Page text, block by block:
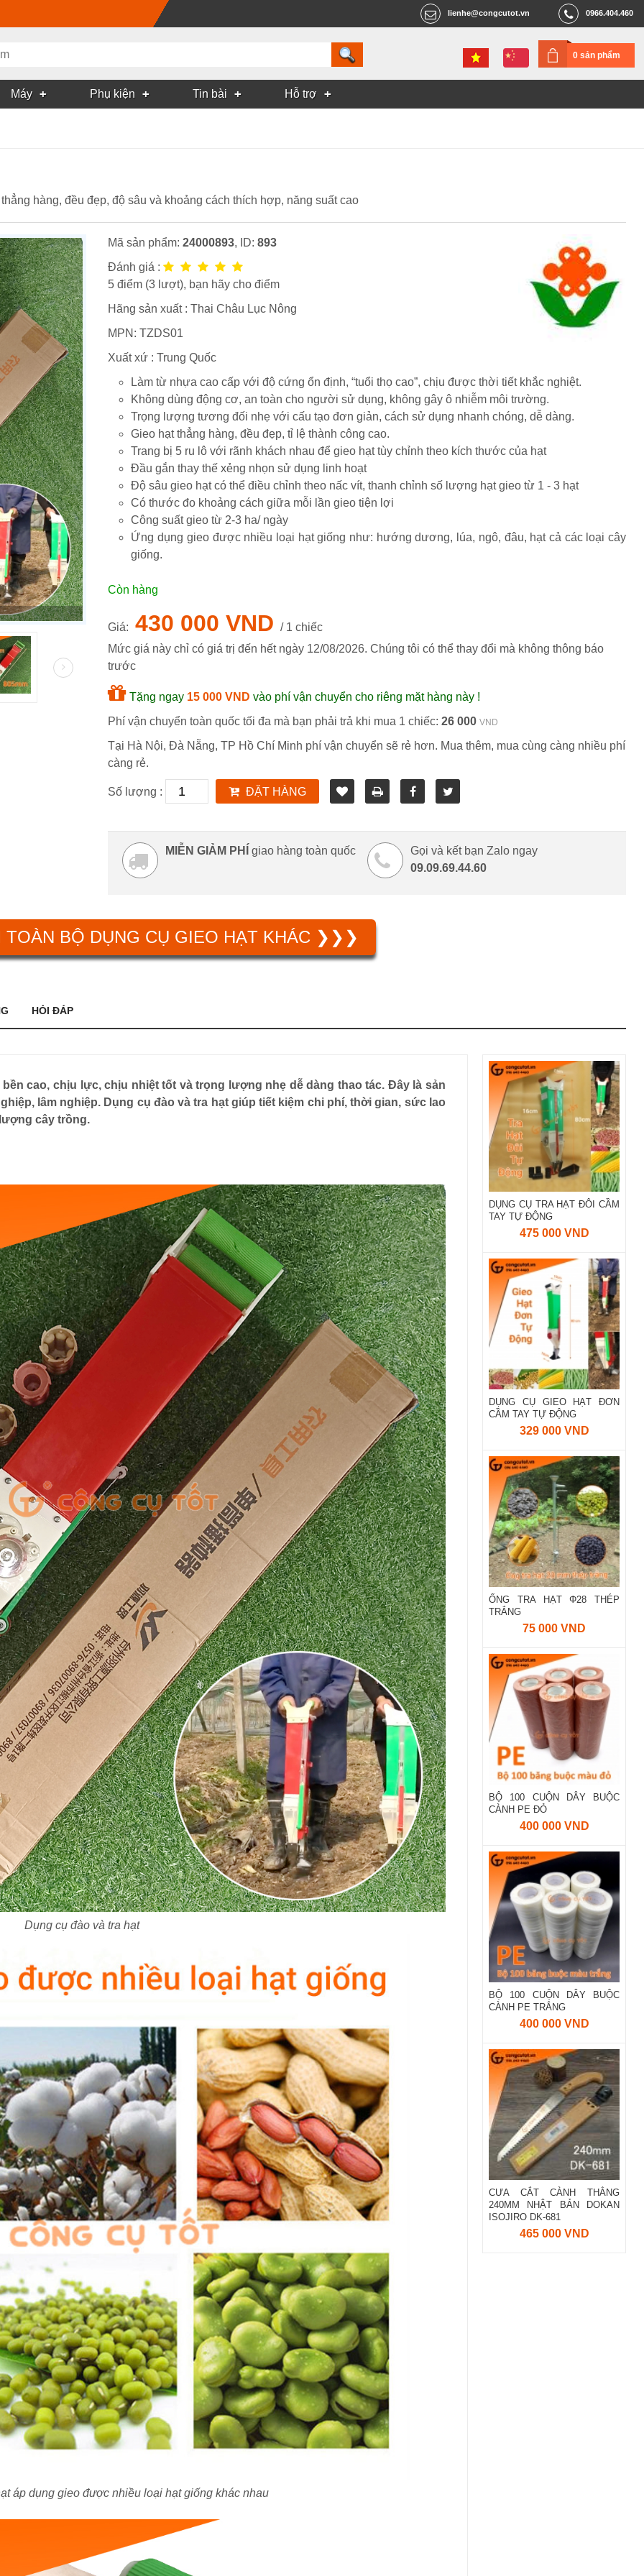
0966.404.460
lienhe@congcutot.vn
0 sản phẩm
Máy Phụ kiện Tin bài Hỗ trợ
hàng, đều đẹp, độ sâu và khoảng cách thích hợp, năng suất cao
Mã sản phẩm:24000893, ID:893
Đánh giá :
5 điểm (3 lượt), bạn hãy cho điểm
Hãng sản xuất :Thai Châu Lục Nông
MPN:TZDS01
Xuất xứ : Trung Quốc
Làm từ nhựa cao cấp với độ cứng ổn định, “tuổi thọ cao”, chịu được thời tiết khắc nghiệt.
Không dùng động cơ, an toàn cho người sử dụng, không gây ô nhiễm môi trường.
Trọng lượng tương đối nhẹ với cấu tạo đơn giản, cách sử dụng nhanh chóng, dễ dàng.
Gieo hạt thẳng hàng, đều đẹp, tỉ lệ thành công cao.
Trang bị 5 ru lô với rãnh khách nhau để gieo hạt tùy chỉnh theo kích thước của hạt
Đầu gắn thay thế xẻng nhọn sử dụng linh hoạt
Độ sâu gieo hạt có thể điều chỉnh theo nấc vít, thanh chỉnh số lượng hạt gieo từ 1 - 3 hạt
Có thước đo khoảng cách giữa mỗi lần gieo tiện lợi
Công suất gieo từ 2-3 ha/ ngày
Ứng dụng gieo được nhiều loại hạt giống như: hướng dương, lúa, ngô, đâu, hạt cả các loại cây
giống.
Còn hàng
Giá: 430 000 VND
/ 1 chiếc
Mức giá này chỉ có giá trị đến hết ngày 12/08/2026. Chúng tôi có thể thay đổi mà không thông báo
trước
Tặng ngay 15 000 VND vào phí vận chuyển cho riêng mặt hàng này !
Phí vận chuyển toàn quốc tối đa mà bạn phải trả khi mua 1 chiếc:26 000 VND
Tại Hà Nội, Đà Nẵng, TP Hồ Chí Minh phí vận chuyển sẽ rẻ hơn. Mua thêm, mua cùng càng nhiều phí
càng rẻ.
Số lượng : ĐẶT HÀNG
MIỄN GIẢM PHÍ giao hàng toàn quốc
Gọi và kết bạn Zalo ngay
09.09.69.44.60
TOÀN BỘ DỤNG CỤ GIEO HẠT KHÁC ❯❯❯
HỎI ĐÁP
cao, chịu lực, chịu nhiệt tốt và trọng lượng nhẹ dễ dàng thao tác. Đây là sản
lâm nghiệp. Dụng cụ đào và tra hạt giúp tiết kiệm chi phí, thời gian, sức lao
cây trồng.
Dụng cụ đào và tra hạt
áp dụng gieo được nhiều loại hạt giống khác nhau
DỤNG CỤ TRA HẠT ĐÔI CẦM
TAY TỰ ĐỘNG
475 000 VND
DỤNG CỤ GIEO HẠT ĐƠN
CẦM TAY TỰ ĐỘNG
329 000 VND
ỐNG TRA HẠT Φ28 THÉP
TRẮNG
75 000 VND
BỘ 100 CUỘN DÂY BUỘC
CÀNH PE ĐỎ
400 000 VND
BỘ 100 CUỘN DÂY BUỘC
CÀNH PE TRẮNG
400 000 VND
CƯA CẮT CÀNH THẲNG
240MM NHẬT BẢN DOKAN
ISOJIRO DK-681
465 000 VND